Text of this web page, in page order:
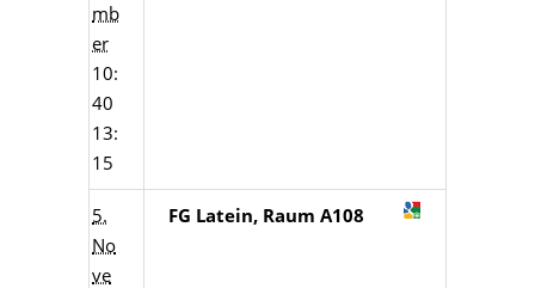
mb
er
10:
40
13:
15
5.
No
ve
FG Latein, Raum A108